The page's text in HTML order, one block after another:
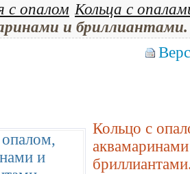
с опалом Кольца с
и бриллиантами.
Кольцо с